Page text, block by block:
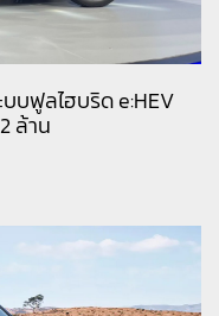
บฟูลไฮบริด e:HEV
ล้าน